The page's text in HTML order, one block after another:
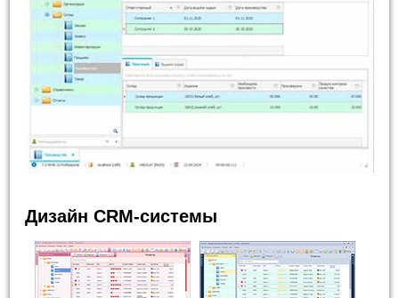
Дизайн CRM-системы